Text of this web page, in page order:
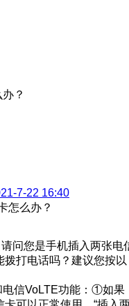
？
7-22 16:40
怎么办？
问您是手机插入两张电
打电话吗？建议您按以
电信VoLTE功能：①如果